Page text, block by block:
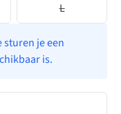
L
sturen je een
is.